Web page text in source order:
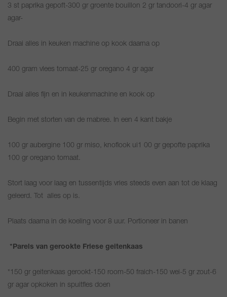
3 st paprika gepoft-300 gr groente bouillon 2 gr tandoori-4 gr agar
agar-
Draai alles in keuken machine op kook daarna op
400 gram vlees tomaat-25 gr oregano 4 gr agar
Draai alles fijn en in keukenmachine en kook op
Begin met storten van de mabree. In een 4 kant bakje
100 gr aubergine 100 gr miso, knoflook ui1 00 gr gepofte paprika
100 gr oregano tomaat.
Stort laag voor laag en tussentijds vries steeds even aan tot de klaag
geleerd. Tot alles op is.
Plaats daarna in de koeling voor 8 uur. Portioneer in banen
*Parels van gerookte Friese geitenkaas
*150 gr geitenkaas gerookt-150 room-50 fraich-150 wei-5 gr zout-6
gr agar opkoken in spuitfles doen